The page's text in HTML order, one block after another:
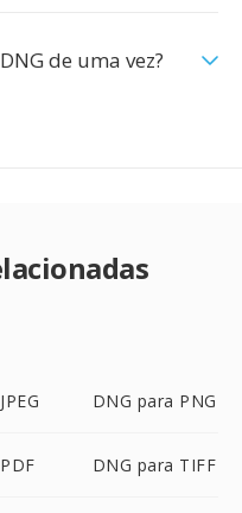
de uma vez?
DNG para PNG
DNG para TIFF